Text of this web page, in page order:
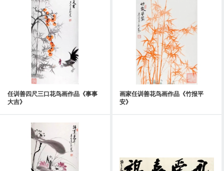
任训善四尺三口花鸟画作品《事事
大吉》
画家任训善花鸟画作品《竹报平
安》